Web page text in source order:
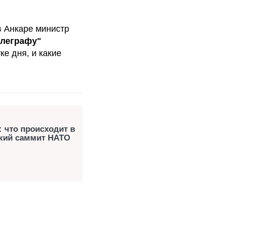
Анкаре министр
дня, и какие
происходит в
саммит НАТО